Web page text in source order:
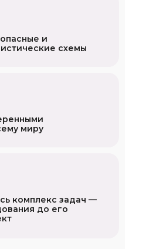
и
схемы
миру
комплекс задач —
до его